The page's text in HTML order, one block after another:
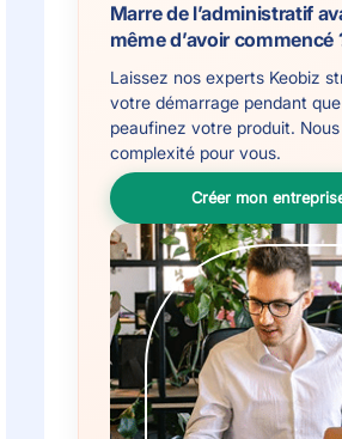
Marre de l’administratif
même d’avoir commencé
Laissez nos experts Keobiz
votre démarrage pendant
peaufinez votre produit.
complexité pour vous.
Créer mon